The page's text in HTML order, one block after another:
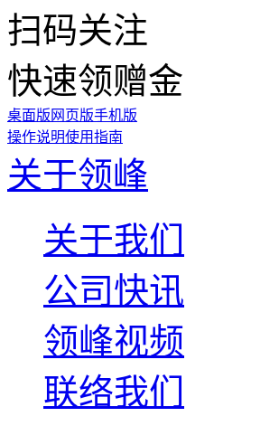
扫码关注
快速领赠金
桌面版 网页版手机版
操作说明使用指南
关于领峰
关于我们
公司快讯
领峰视频
联络我们